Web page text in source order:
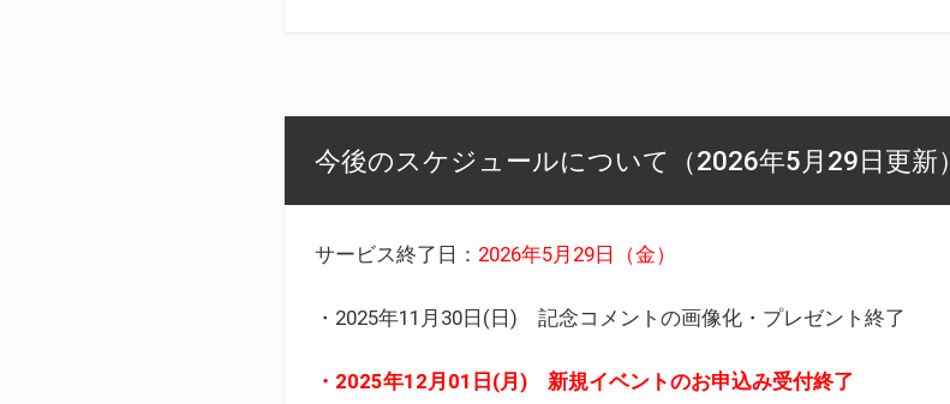
今後のスケジュールについて（2026年5月29日更新）
サービス終了日： 2026年5月29日（金）
・2025年11月30日(日) 記念コメントの画像化・プレゼント終了
・2025年12月01日(月) 新規イベントのお申込み受付終了